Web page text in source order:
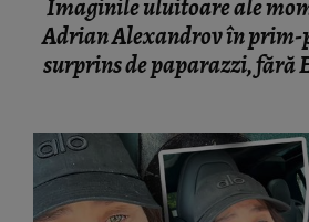
Imaginile uluitoare ale
Adrian Alexandrov în prim-
surprins de paparazzi, fără